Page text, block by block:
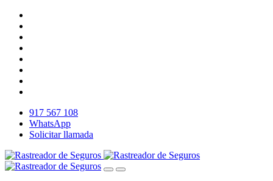
917 567 108
WhatsApp
Solicitar llamada